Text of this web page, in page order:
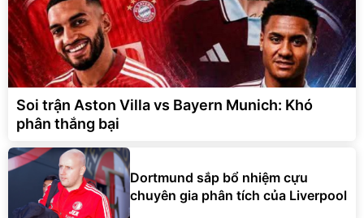
Soi trận Aston Villa vs Bayern Munich: Khó
phân thắng bại
Dortmund sắp bổ nhiệm cựu
chuyên gia phân tích của Liverpool